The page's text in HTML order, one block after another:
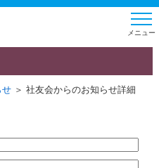
せ＞ 社友会からのお知らせ詳細